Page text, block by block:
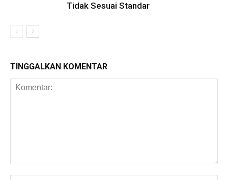
Tidak Sesuai Standar
TINGGALKAN KOMENTAR